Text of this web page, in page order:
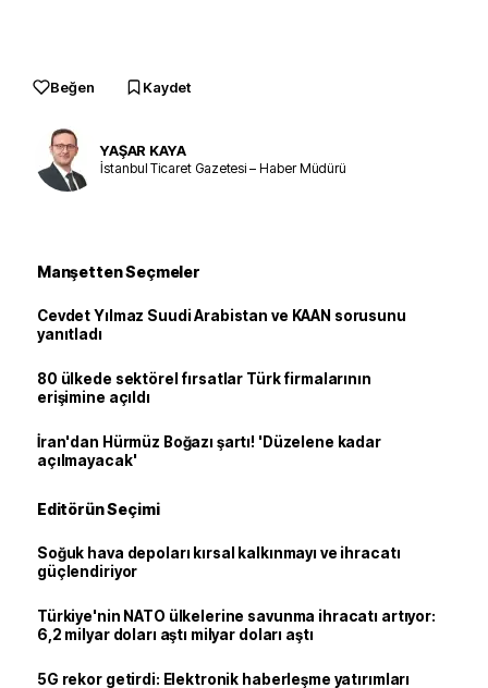
Beğen Kaydet
YAŞAR KAYA
İstanbul Ticaret Gazetesi – Haber Müdürü
Manşetten Seçmeler
Cevdet Yılmaz Suudi Arabistan ve KAAN sorusunu
yanıtladı
80 ülkede sektörel fırsatlar Türk firmalarının
erişimine açıldı
İran'dan Hürmüz Boğazı şartı! 'Düzelene kadar
açılmayacak'
Editörün Seçimi
Soğuk hava depoları kırsal kalkınmayı ve ihracatı
güçlendiriyor
Türkiye'nin NATO ülkelerine savunma ihracatı artıyor:
6,2 milyar doları aştı milyar doları aştı
5G rekor getirdi: Elektronik haberleşme yatırımları